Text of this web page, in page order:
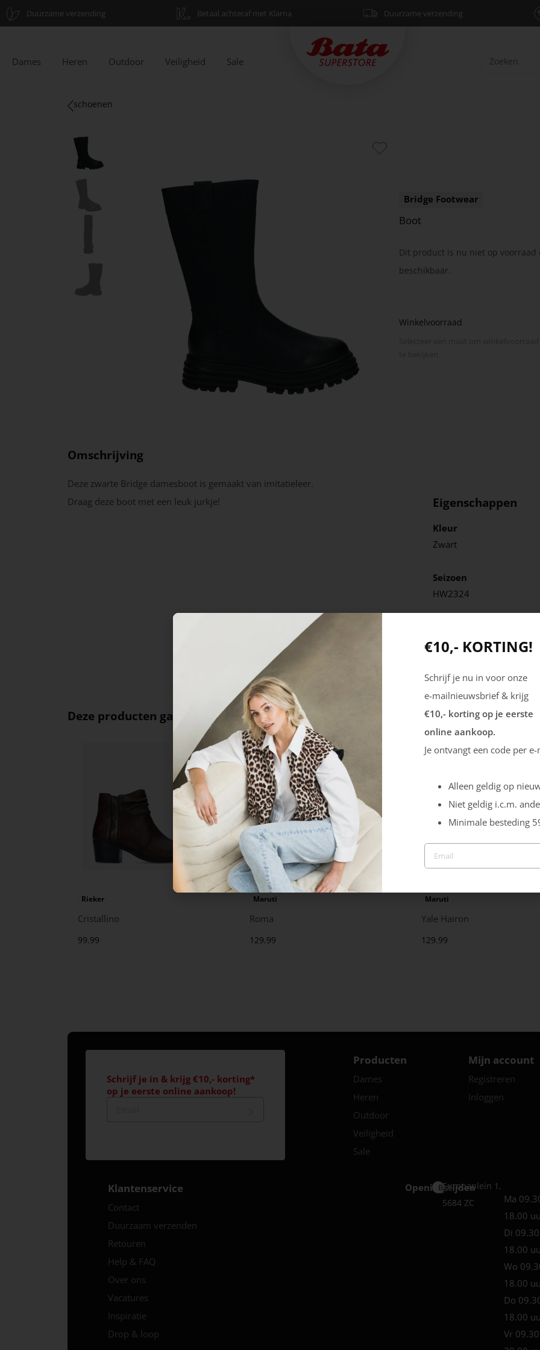
Duurzame verzending Betaal achteraf met Klarna Duurzame verzending
Dames Heren Outdoor Veiligheid Sale
schoenen
Bridge Footwear
Boot
Dit product is nu niet op voorraad
beschikbaar.
Winkelvoorraad
Omschrijving
Deze zwarte Bridge damesboot is gemaakt van imitatieleer.
Draag deze boot met een leuk jurkje!
Eigenschappen
Kleur
Zwart
Seizoen
HW2324
Deze producten ga je leuk vinden
Rieker
Cristallino
99.99
Maruti
Roma
129.99
Maruti
Yale Hairon
129.99
Schrijf je in & krijg €10,- korting*
op je eerste online aankoop!
Producten
Dames
Heren
Outdoor
Veiligheid
Sale
Mijn account
Registreren
Inloggen
Klantenservice
Contact
Duurzaam verzenden
Retouren
Help & FAQ
Over ons
Vacatures
Inspiratie
Drop & loop
Openingstijden
Best
Europaplein 1,
5684 ZC
Ma
18.00
Di
18.00
Wo
18.00
Do
18.00
Vr
€10,- KORTING!
Schrijf je nu in voor onze
e-mailnieuwsbrief & krijg
€10,- korting op je eerste
online aankoop.
Je ontvangt een code per
Alleen geldig op
Niet geldig i.c.m.
Minimale besteding